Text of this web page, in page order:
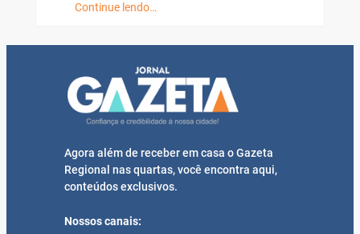
Continue lendo…
Agora além de receber em casa o Gazeta
Regional nas quartas, você encontra aqui,
conteúdos exclusivos.
Nossos canais: